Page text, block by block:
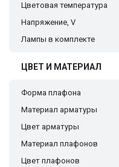
Цветовая температура
Напряжение, V
Лампы в комплекте
ЦВЕТ И МАТЕРИАЛ
Форма плафона
Материал арматуры
Цвет арматуры
Материал плафонов
Цвет плафонов